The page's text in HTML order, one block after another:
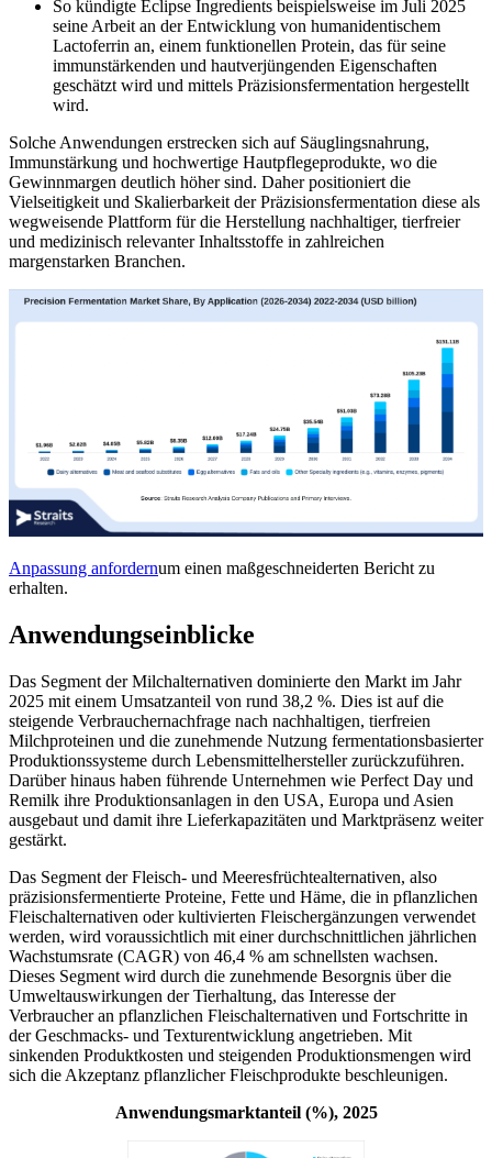
So kündigte Eclipse Ingredients beispielsweise im Juli 2025
seine Arbeit an der Entwicklung von humanidentischem
Lactoferrin an, einem funktionellen Protein, das für seine
immunstärkenden und hautverjüngenden Eigenschaften
geschätzt wird und mittels Präzisionsfermentation hergestellt
wird.
Solche Anwendungen erstrecken sich auf Säuglingsnahrung,
Immunstärkung und hochwertige Hautpflegeprodukte, wo die
Gewinnmargen deutlich höher sind. Daher positioniert die
Vielseitigkeit und Skalierbarkeit der Präzisionsfermentation diese als
wegweisende Plattform für die Herstellung nachhaltiger, tierfreier
und medizinisch relevanter Inhaltsstoffe in zahlreichen
margenstarken Branchen.
Anpassung anfordernum einen maßgeschneiderten Bericht zu
erhalten.
Anwendungseinblicke
Das Segment der Milchalternativen dominierte den Markt im Jahr
2025 mit einem Umsatzanteil von rund 38,2 %. Dies ist auf die
steigende Verbrauchernachfrage nach nachhaltigen, tierfreien
Milchproteinen und die zunehmende Nutzung fermentationsbasierter
Produktionssysteme durch Lebensmittelhersteller zurückzuführen.
Darüber hinaus haben führende Unternehmen wie Perfect Day und
Remilk ihre Produktionsanlagen in den USA, Europa und Asien
ausgebaut und damit ihre Lieferkapazitäten und Marktpräsenz weiter
gestärkt.
Das Segment der Fleisch- und Meeresfrüchtealternativen, also
präzisionsfermentierte Proteine, Fette und Häme, die in pflanzlichen
Fleischalternativen oder kultivierten Fleischergänzungen verwendet
werden, wird voraussichtlich mit einer durchschnittlichen jährlichen
Wachstumsrate (CAGR) von 46,4 % am schnellsten wachsen.
Dieses Segment wird durch die zunehmende Besorgnis über die
Umweltauswirkungen der Tierhaltung, das Interesse der
Verbraucher an pflanzlichen Fleischalternativen und Fortschritte in
der Geschmacks- und Texturentwicklung angetrieben. Mit
sinkenden Produktkosten und steigenden Produktionsmengen wird
sich die Akzeptanz pflanzlicher Fleischprodukte beschleunigen.
Anwendungsmarktanteil (%), 2025